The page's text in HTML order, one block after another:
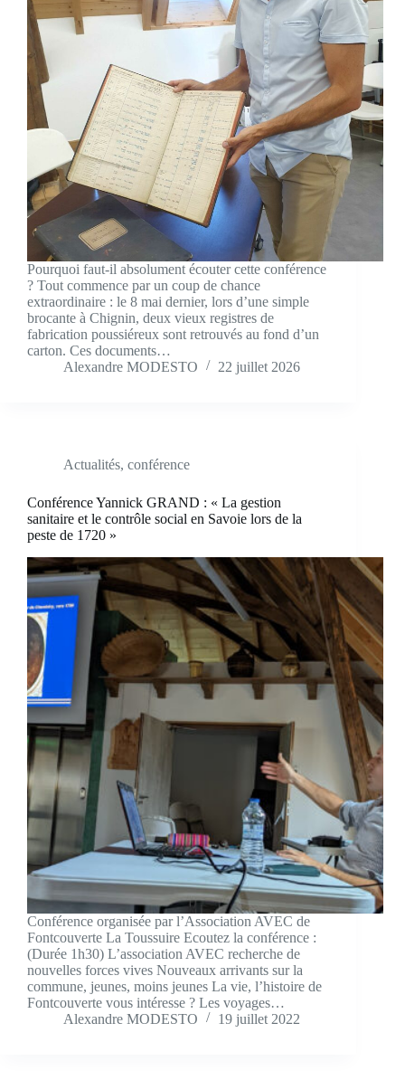
Pourquoi faut-il absolument écouter cette conférence
? Tout commence par un coup de chance
extraordinaire : le 8 mai dernier, lors d’une simple
brocante à Chignin, deux vieux registres de
fabrication poussiéreux sont retrouvés au fond d’un
carton. Ces documents…
Alexandre MODESTO
22 juillet 2026
Actualités, conférence
Conférence Yannick GRAND : « La gestion
sanitaire et le contrôle social en Savoie lors de la
peste de 1720 »
Conférence organisée par l’Association AVEC de
Fontcouverte La Toussuire Ecoutez la conférence :
(Durée 1h30) L’association AVEC recherche de
nouvelles forces vives Nouveaux arrivants sur la
commune, jeunes, moins jeunes La vie, l’histoire de
Fontcouverte vous intéresse ? Les voyages…
Alexandre MODESTO
19 juillet 2022